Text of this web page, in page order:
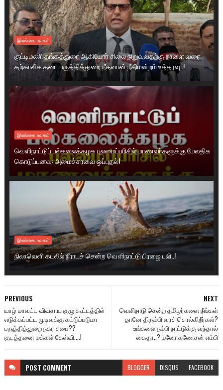
இலங்கை.உலகம்
குட்டிமணி தங்கத்துரை ஆகியோர் சிலை நிறுவுவதற்கு நாளை வரை
தற்காலிக தடை பருத்தித்துறை நீதவான் நீதிமன்றம் உத்தரவு..!
இலங்கை.உலகம்
வெளிநாட்டுப் பல்கலைக்கழக புலமைப்பரிசில் மாணவர்களுக்கு மேலதிக
கொடுப்பனவு: அமைச்சரவை ஒப்புதல்!
இலங்கை.உலகம்
நிலாவெளி கடலில் நீராடச் சென்ற வௌிநாட்டு பிரஜை பலி..!
NEXT
வெளிநாடு சென்ற தமிழர்களை நீங்கள்
தானே திரும்பி வரச் சொல்கிறீர்கள்?
உங்களை நம்பி நாட்டுக்கு வந்தால்
கைதா..? மனோகணேசன் எம்பி
PREVIOUS
யாழ் மாவட்ட விவசாய குழு கூட்டத்தில்
எடுக்கப்பட்ட முடிவுக்கு கட்டுப்படுமா
பருத்தித்துறை நகர சபை??
குடத்தனை மக்கள் கேள்வி....!
POST COMMENT BLOGGER DISQUS FACEBOOK